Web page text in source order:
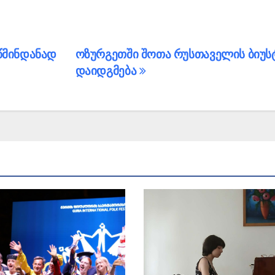
ოზურგეთში შოთა რუსთაველის
დაიდგმება